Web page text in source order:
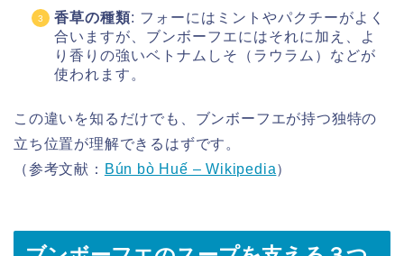
香草の種類: フォーにはミントやパクチーがよく
合いますが、ブンボーフエにはそれに加え、よ
り香りの強いベトナムしそ（ラウラム）などが
使われます。
この違いを知るだけでも、ブンボーフエが持つ独特の
立ち位置が理解できるはずです。
（参考文献： Bún bò Huế – Wikipedia）